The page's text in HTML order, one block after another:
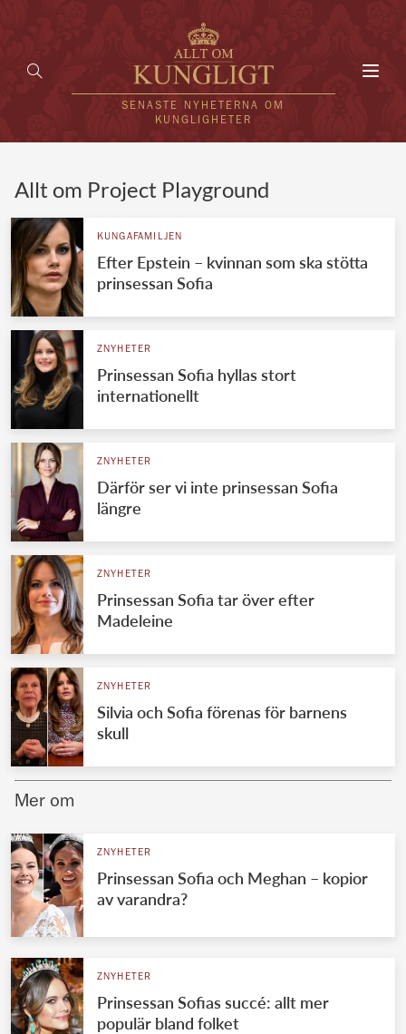
SENASTE NYHETERNA OM
KUNGLIGHETER
UTLÄNDSKT
VÄRLDENS KUNGAHUS
Svenska kungahuset
Brittiska kungahuset
Danska kungahuset
Spanska kungahuset
Jordanska kungahuset
Luxemburgska storhertighuset
Japanska kejsarhuset
Thailändska kungahuset
Marockanska kungahuset
REDAKTION
Allt om Project Playground
KUNGAFAMILJEN
Efter Epstein – kvinnan som ska stötta
prinsessan Sofia
ZNYHETER
Prinsessan Sofia hyllas stort
internationellt
ZNYHETER
Därför ser vi inte prinsessan Sofia
längre
ZNYHETER
Prinsessan Sofia tar över efter
Madeleine
ZNYHETER
Silvia och Sofia förenas för barnens
skull
Mer om
ZNYHETER
Prinsessan Sofia och Meghan – kopior
av varandra?
ZNYHETER
Prinsessan Sofias succé: allt mer
populär bland folket